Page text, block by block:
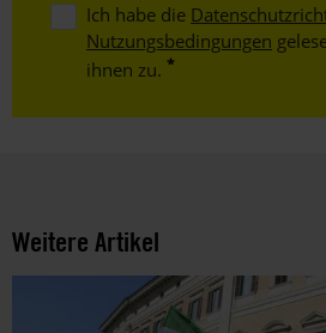
Ich habe die
Nutzungsbedingungen
ihnen zu.
Weitere Artikel